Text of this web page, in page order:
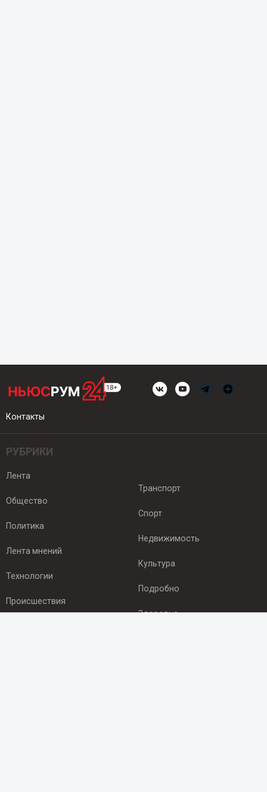
Контакты
РУБРИКИ
Лента
Общество
Политика
Лента мнений
Технологии
Происшествия
Транспорт
Спорт
Недвижимость
Культура
Подробно
Здоровье